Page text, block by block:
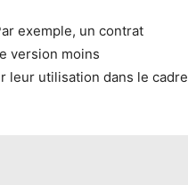
exemple, un contrat
version moins
leur utilisation dans le cadre